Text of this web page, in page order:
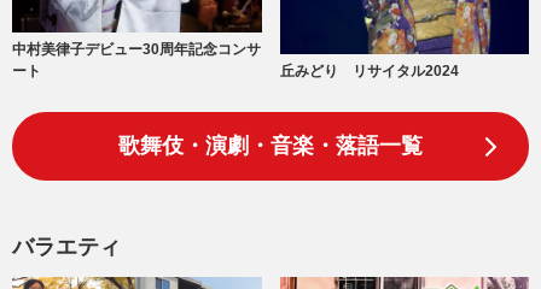
中村美律子デビュー30周年記念コンサ
ート
丘みどり リサイタル2024
歌舞伎・演劇・音楽・落語一覧
バラエティ